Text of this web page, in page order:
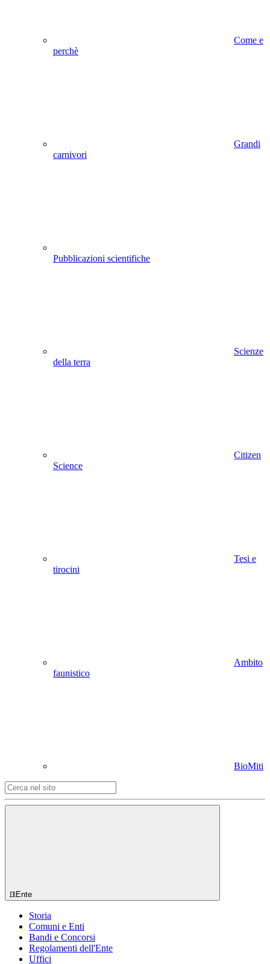
Come e
perchè
Grandi
carnivori
Pubblicazioni scientifiche
Scienze
della terra
Citizen
Science
Tesi e
tirocini
Ambito
faunistico
BioMiti
Ente
Storia
Comuni e Enti
Bandi e Concorsi
Regolamenti dell'Ente
Uffici